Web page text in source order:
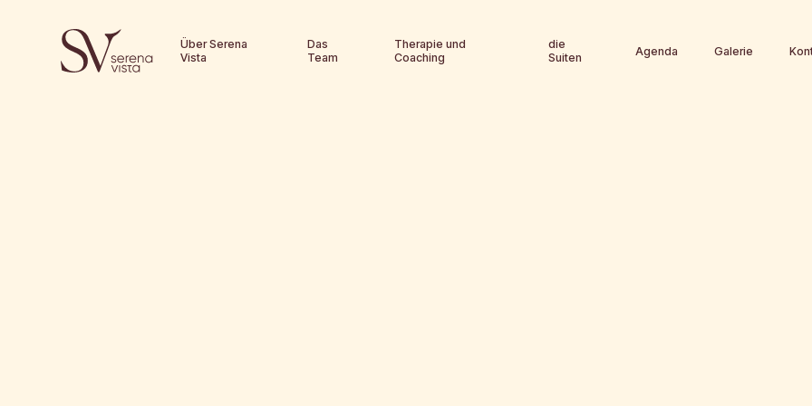
Über Serena
Vista
Das
Team
Therapie und
Coaching
die
Suiten
Agenda Galerie